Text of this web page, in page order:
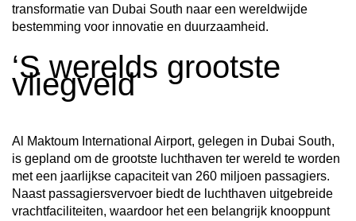
transformatie van Dubai South naar een wereldwijde
bestemming voor innovatie en duurzaamheid.
‘S werelds grootste
vliegveld
Al Maktoum International Airport, gelegen in Dubai South,
is gepland om de grootste luchthaven ter wereld te worden
met een jaarlijkse capaciteit van 260 miljoen passagiers.
Naast passagiersvervoer biedt de luchthaven uitgebreide
vrachtfaciliteiten, waardoor het een belangrijk knooppunt